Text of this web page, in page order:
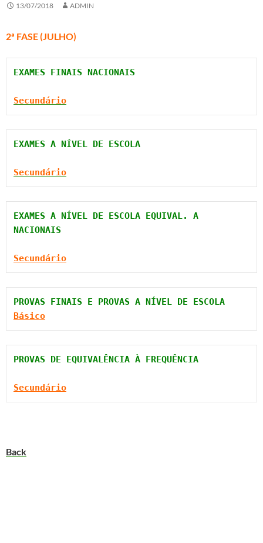
13/07/2018 ADMIN
2ª FASE (JULHO)
Secundário
EXAMES A NÍVEL DE ESCOLA
Secundário
EXAMES A NÍVEL DE ESCOLA EQUIVAL. A
Secundário
Básico
Secundário
Back